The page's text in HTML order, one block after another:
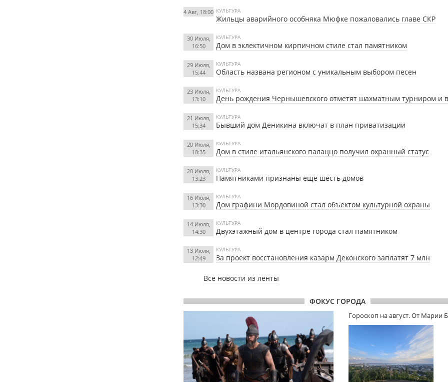
4 Авг, 18:00 КУЛЬТУРА
Жильцы аварийного особняка Мюфке пожаловались главе СКР
30 Июля,
16:50
КУЛЬТУРА
Дом в эклектичном кирпичном стиле стал памятником
29 Июля,
15:44
КУЛЬТУРА
Область названа регионом с уникальным выбором песен
23 Июля,
13:10
КУЛЬТУРА
День рождения Чернышевского отметят шахматным турниром и
21 Июля,
15:34
КУЛЬТУРА
Бывший дом Деникина включат в план приватизации
20 Июля,
18:35
КУЛЬТУРА
Дом в стиле итальянского палаццо получил охранный статус
20 Июля,
13:23
КУЛЬТУРА
Памятниками признаны ещё шесть домов
16 Июля,
13:30
КУЛЬТУРА
Дом графини Мордовиной стал объектом культурной охраны
14 Июля,
14:30
КУЛЬТУРА
Двухэтажный дом в центре города стал памятником
13 Июля,
12:49
КУЛЬТУРА
За проект восстановления казарм Деконского заплатят 7 млн
Все новости из ленты
ФОКУС ГОРОДА
Гороскоп на август. От Марии